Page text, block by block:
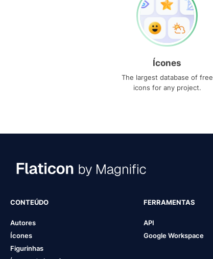
Ícones
The largest database of free
icons for any project.
CONTEÚDO
Autores
Ícones
Figurinhas
FERRAMENTAS
API
Google Workspace